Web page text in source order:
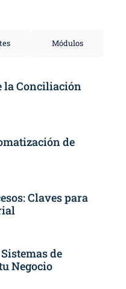
Módulos
la Conciliación
de
Claves para
de
Negocio